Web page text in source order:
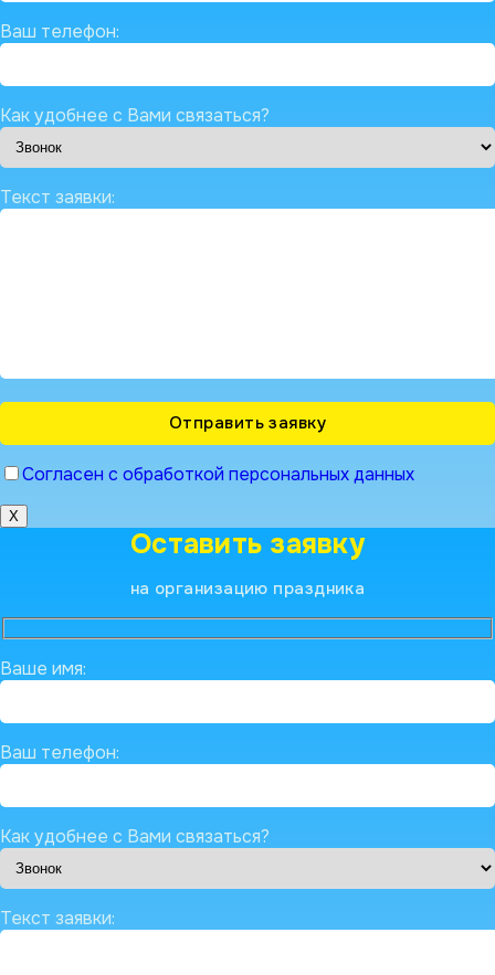
Ваш телефон:
Как удобнее с Вами связаться?
Текст заявки:
Согласен с обработкой персональных данных
X
Оставить заявку
на организацию праздника
Ваше имя:
Ваш телефон:
Как удобнее с Вами связаться?
Текст заявки: